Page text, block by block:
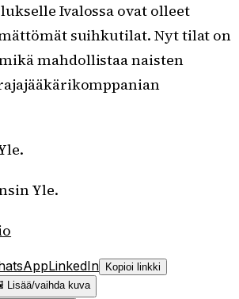
Ivalossa ovat olleet
suihkutilat. Nyt tilat on
mahdollistaa naisten
Yle.
LinkedIn
Kopioi linkki
vaihda kuva